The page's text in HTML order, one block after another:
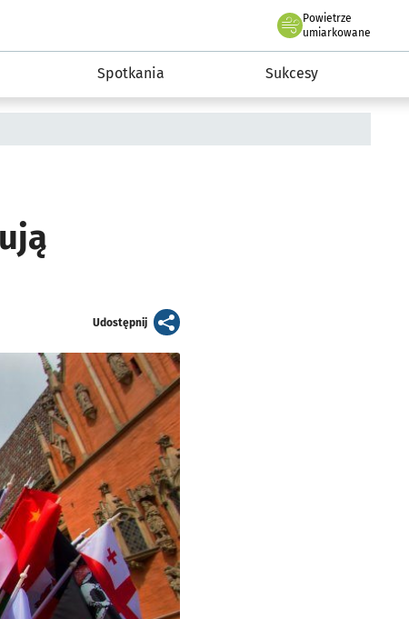
przedsiębiorczości miasta Wrocławia
Powietrze
we Wrocławiu
umiarkowane
Spotkania Sukcesy
Udostępnijartykuł